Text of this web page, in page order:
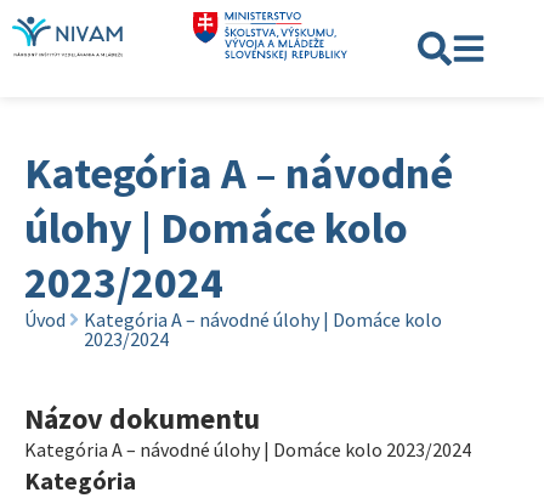
Kategória A – návodné
úlohy | Domáce kolo
2023/2024
Úvod
Kategória A – návodné úlohy | Domáce kolo
2023/2024
Názov dokumentu
Kategória A – návodné úlohy | Domáce kolo 2023/2024
Kategória